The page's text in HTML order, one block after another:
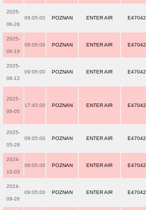
2025-
06-26
09:05:00 POZNAN ENTER AIR E47042
2025-
06-19
09:05:00 POZNAN ENTER AIR E47042
2025-
06-12
09:05:00 POZNAN ENTER AIR E47042
2025-
06-05
17:45:00 POZNAN ENTER AIR E47042
2025-
05-29
09:05:00 POZNAN ENTER AIR E47042
2024-
10-03
09:05:00 POZNAN ENTER AIR E47042
2024-
09-26
09:05:00 POZNAN ENTER AIR E47042